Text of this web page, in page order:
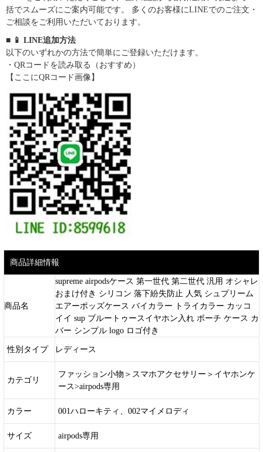
括でスムーズにご案内可能です。 多くのお客様にLINEでのご注文・
ご相談をご利用いただいております。
■ 📱 LINE追加方法
以下のいずれかの方法で簡単にご登録いただけます。
・QRコードを読み取る（おすすめ）
【ここにQRコード画像】
商品詳細情報
商品名
supreme airpodsケース 第一世代 第二世代 汎用 オシャレ
おまけ付き シリコン 落下紛失防止 人気 シュプリーム
エアーポッズケース バイカラー トライカラー カッコ
イイ sup ブルートゥースイヤホン入れ ポーチ ケース カ
バー シンプル logo ロゴ付き
性別タイプ レディース
カテゴリ
ファッション小物＞スマホアクセサリー＞イヤホンケ
ース>airpods専用
カラー 001ハローキティ、002マイメロディ
サイズ airpods専用